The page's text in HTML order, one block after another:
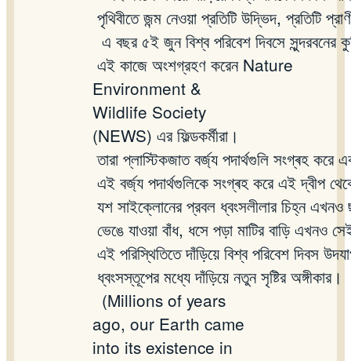
পৃথিবীতে জন্ম নেওয়া প্রতিটি উদ্ভিদ, প্রতিটি
এ বছর ৫ই জুন বিশ্ব পরিবেশ দিবসে সুন্দরবনের
এই কাজে অংশগ্রহণ করেনNature
Environment &
Wildlife Society
(NEWS) এর ফিল্ডকর্মীরা।
তারা প্লাস্টিকজাত বর্জ্য পদার্থগুলি সংগ্ৰহ করে
এই বর্জ্য পদার্থগুলিকে সংগ্ৰহ করে এই দ্বীপ
যশ সাইক্লোনের প্রবল ধ্বংসলীলার চিহ্ন এখনও
ভেঙে যাওয়া বাঁধ, ধসে পড়া মাটির বাড়ি এখনও
এই পরিস্থিতিতে দাঁড়িয়ে বিশ্ব পরিবেশ দিবস
ধ্বংসস্তূপের মধ্যে দাঁড়িয়ে নতুন সৃষ্টির অঙ্গীকার।
(Millions of years
ago, our Earth came
into its existence in